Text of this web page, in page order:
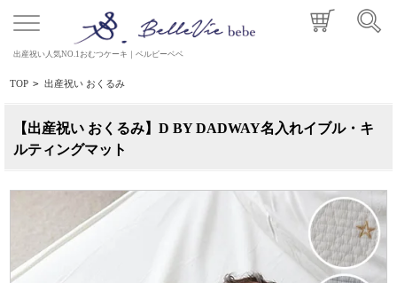
出産祝い人気NO.1おむつケーキ｜ベルビーベベ
TOP > 出産祝い おくるみ
【出産祝い おくるみ】D BY DADWAY名入れイブル・キ
ルティングマット